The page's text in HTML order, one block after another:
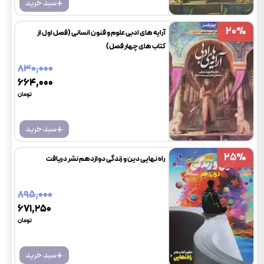
سبد خرید
آرایه های ادبی علوم و فنون انسانی (فصل اول از
کتاب های چهار فصل)
+سبد خرید
۸۳۰٬۰۰۰
۶۶۴٬۰۰۰
تومان
20%
20%
راه نهایی دین و زندگی دوازدهم نشر دریافت
+سبد خرید
۸۹۵٬۰۰۰
۶۷۱٬۲۵۰
تومان
25%
25%